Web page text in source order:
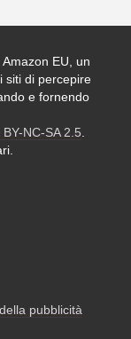
EU, un
siti di percepire
e fornendo
NC-SA 2.5
pubblicità